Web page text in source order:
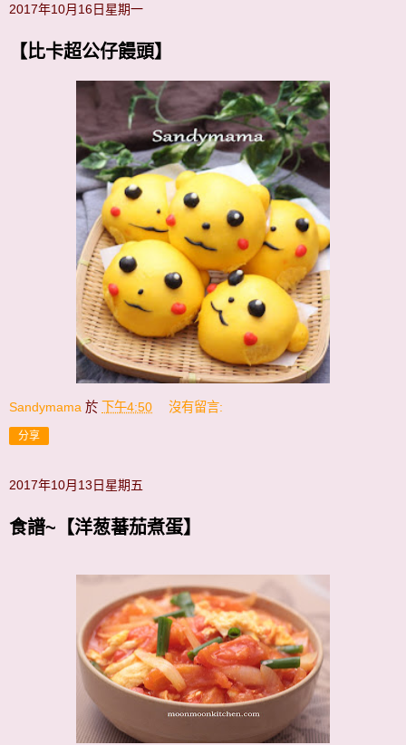
2017年10月16日星期一
【比卡超公仔饅頭】
Sandymama 於 下午4:50 沒有留言:
分享
2017年10月13日星期五
食譜~【洋葱蕃茄煮蛋】